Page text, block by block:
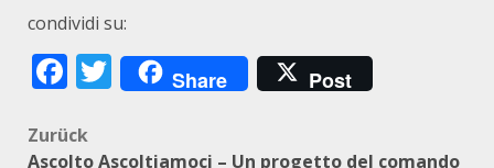
condividi su:
Facebook
Twitter
Share Post
Beitragsnavigation
Zurück
Ascolto Ascoltiamoci – Un progetto del comando